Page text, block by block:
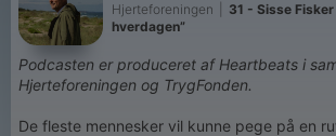
Hjerteforeningen
31 - Sisse
hverdagen”
Podcasten er produceret af Heartbeats i
Hjerteforeningen og TrygFonden.
De fleste mennesker vil kunne pege på en